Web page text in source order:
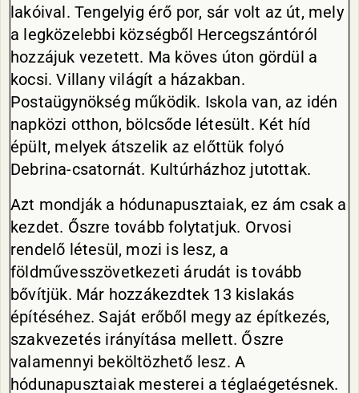
lakóival. Tengelyig érő por, sár volt az út, mely
a legközelebbi községből Hercegszántóról
hozzájuk vezetett. Ma köves úton gördül a
kocsi. Villany világít a házakban.
Postaügynökség működik. Iskola van, az idén
napközi otthon, bölcsőde létesült. Két híd
épült, melyek átszelik az előttük folyó
Debrina-csatornát. Kultúrházhoz jutottak.
Azt mondják a hódunapusztaiak, ez ám csak a
kezdet. Őszre tovább folytatjuk. Orvosi
rendelő létesül, mozi is lesz, a
földművesszövetkezeti árudát is tovább
bővítjük. Már hozzákezdtek 13 kislakás
építéséhez. Saját erőből megy az építkezés,
szakvezetés irányítása mellett. Őszre
valamennyi beköltözhető lesz. A
hódunapusztaiak mesterei a téglaégetésnek.